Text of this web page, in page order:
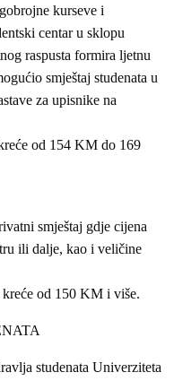
kurseve i
centar u sklopu
raspusta formira ljetnu
smještaj studenata u
za upisnike na
od 154 KM do 169
smještaj gdje cijena
ili dalje, kao i veličine
kreće od 150 KM i više.
studenata Univerziteta